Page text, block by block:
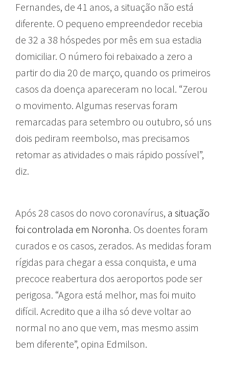
Fernandes, de 41 anos, a situação não está
diferente. O pequeno empreendedor recebia
de 32 a 38 hóspedes por mês em sua estadia
domiciliar. O número foi rebaixado a zero a
partir do dia 20 de março, quando os primeiros
casos da doença apareceram no local. “Zerou
o movimento. Algumas reservas foram
remarcadas para setembro ou outubro, só uns
dois pediram reembolso, mas precisamos
retomar as atividades o mais rápido possível”,
diz.
Após 28 casos do novo coronavírus, a situação
foi controlada em Noronha. Os doentes foram
curados e os casos, zerados. As medidas foram
rígidas para chegar a essa conquista, e uma
precoce reabertura dos aeroportos pode ser
perigosa. “Agora está melhor, mas foi muito
difícil. Acredito que a ilha só deve voltar ao
normal no ano que vem, mas mesmo assim
bem diferente”, opina Edmilson.